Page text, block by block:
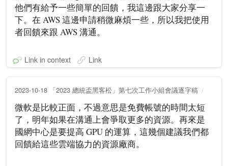
他們有給予一些簡單的回饋，我這邊跟大家分享一
下。在 AWS 這邊申請稍微麻煩一些，所以我把使用
者回饋來跟 AWS 溝通。
Link in context Link
2023-10-18 「2023 總統盃黑客松」第七次工作小組會議逐字稿
微軟是比較正面，不過意思是免費帳號的時間太短
了，明年如果在溝通上會爭取更多的資源。再來是
國網中心是要提高 GPU 的運算，這幾個建議我們都
回饋給這些雲端協力的資源廠商。